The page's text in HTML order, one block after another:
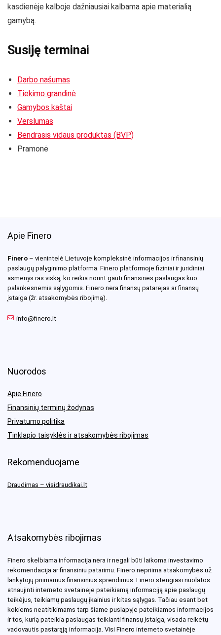
kasdienėje kalboje dažniausiai kalbama apie materialią
gamybą.
Susiję terminai
Darbo našumas
Tiekimo grandinė
Gamybos kaštai
Verslumas
Bendrasis vidaus produktas (BVP)
Pramonė
Apie Finero
Finero – vienintelė Lietuvoje kompleksinė informacijos ir finansinių
paslaugų palyginimo platforma. Finero platformoje fiziniai ir juridiniai
asmenys ras viską, ko reikia norint gauti finansines paslaugas kuo
palankesnėmis sąlygomis. Finero nėra finansų patarėjas ar finansų
įstaiga (žr. atsakomybės ribojimą).
info@finero.lt
Nuorodos
Apie Finero
Finansinių terminų žodynas
Privatumo politika
Tinklapio taisyklės ir atsakomybės ribojimas
Rekomenduojame
Draudimas – visidraudikai.lt
Atsakomybės ribojimas
Finero skelbiama informacija nėra ir negali būti laikoma investavimo
rekomendacija ar finansiniu patarimu. Finero nepriima atsakomybės už
lankytojų priimamus finansinius sprendimus. Finero stengiasi nuolatos
atnaujinti interneto svetainėje pateikiamą informaciją apie paslaugų
teikėjus, teikiamų paslaugų įkainius ir kitas sąlygas. Tačiau esant bet
kokiems neatitikimams tarp šiame puslapyje pateikiamos informacijos
ir tos, kurią pateikia paslaugas teikianti finansų įstaiga, visada reikėtų
vadovautis pastarąją informacija. Visi Finero interneto svetainėje